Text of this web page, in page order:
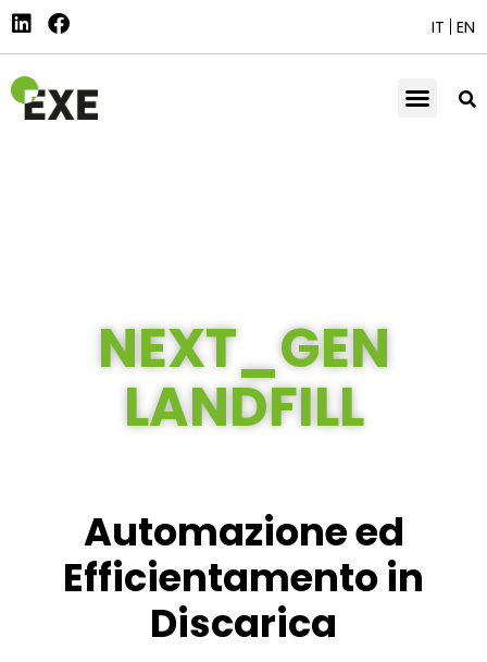
IT EN
NEXT_GEN
LANDFILL
Automazione ed
Efficientamento in
Discarica